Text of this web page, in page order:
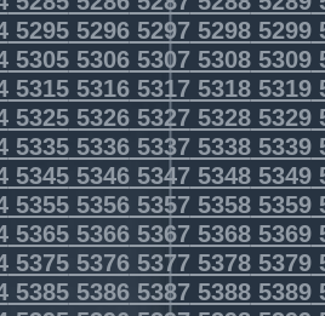
52955296529752985299
53055306530753085309
53155316531753185319
53255326532753285329
53355336533753385339
53455346534753485349
53555356535753585359
53655366536753685369
53755376537753785379
53855386538753885389